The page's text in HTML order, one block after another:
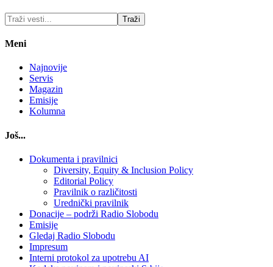
Meni
Najnovije
Servis
Magazin
Emisije
Kolumna
Još...
Dokumenta i pravilnici
Diversity, Equity & Inclusion Policy
Editorial Policy
Pravilnik o različitosti
Urednički pravilnik
Donacije – podrži Radio Slobodu
Emisije
Gledaj Radio Slobodu
Impresum
Interni protokol za upotrebu AI